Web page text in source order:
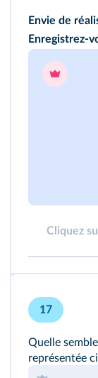
Envie de
Enregistrez-
Cliquez
17
Quelle
représentée